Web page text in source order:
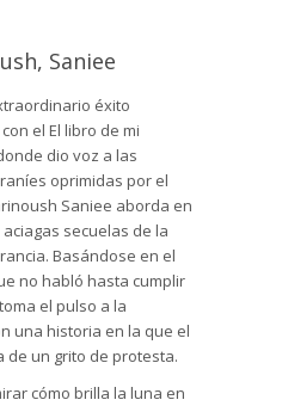
Saniee
éxito
el El libro de mi
dio voz a las
oprimidas por el
Saniee aborda en
secuelas de la
Basándose en el
no habló hasta cumplir
el pulso a la
una historia en la que el
de un grito de protesta.
cómo brilla la luna en